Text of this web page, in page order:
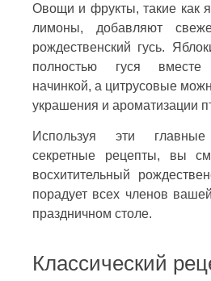
Овощи и фрукты, такие как
лимоны, добавляют
рождественский гусь.
полностью гуся
начинкой, а цитрусовые
украшения и ароматизации
Используя эти
секретные рецепты, вы
восхитительный
порадует всех членов
праздничном столе.
Классический